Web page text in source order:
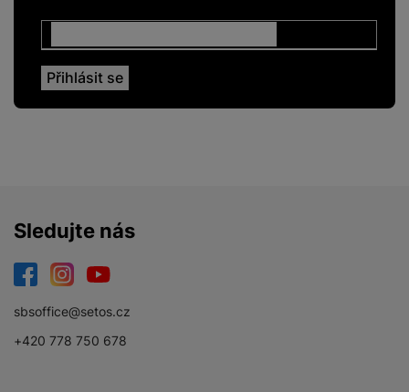
Sledujte nás
sbsoffice@setos.cz
+420 778 750 678